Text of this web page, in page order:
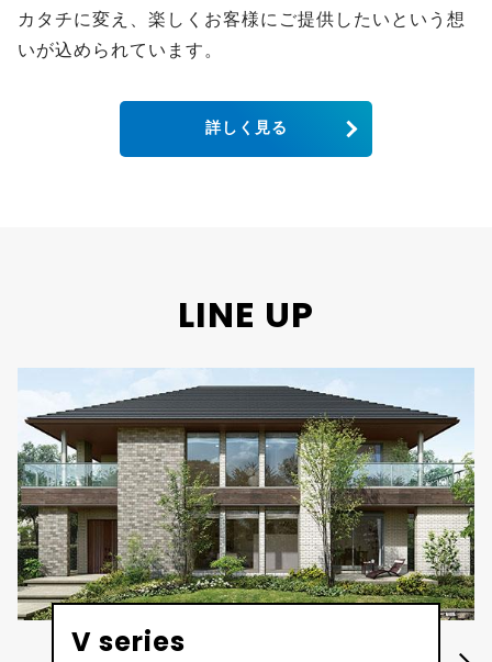
カタチに変え、楽しくお客様にご提供したいという想
いが込められています。
詳しく見る
LINE UP
V series